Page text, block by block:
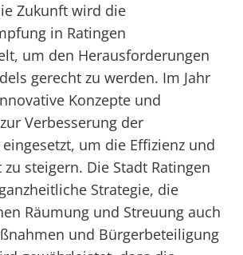
Zukunft wird die
in Ratingen
um den Herausforderungen
gerecht zu werden. Im Jahr
Konzepte und
Verbesserung der
um die Effizienz und
steigern. Die Stadt Ratingen
Strategie, die
Räumung und Streuung auch
und Bürgerbeteiligung